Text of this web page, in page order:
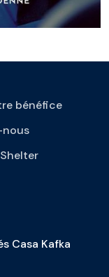
bénéfice
Casa Kafka